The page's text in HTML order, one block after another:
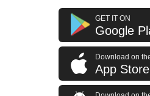
GET IT ON
Google
Download on
App Store